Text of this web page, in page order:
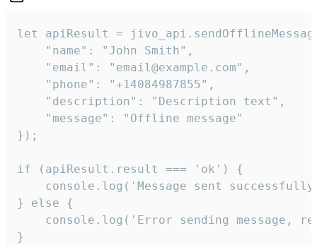
let apiResult =
    "name": "John Smith",
    "email": "email@example.com",
    "phone": "+14084987855",
    "description": "Description text",
    "message": "Offline message"
});
if (apiResult.result === 'ok') {
console.log('Message sent
} else {
console.log('Error sending message,
}